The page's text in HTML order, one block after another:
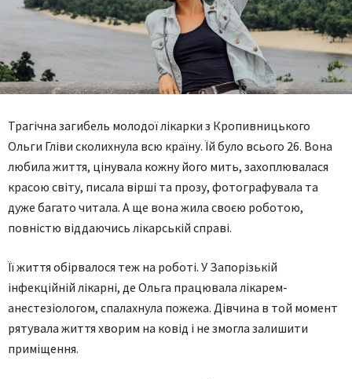
Трагічна загибель молодої лікарки з Кропивницького
Ольги Гліви сколихнула всю країну. Їй було всього 26. Вона
любила життя, цінувала кожну його мить, захоплювалася
красою світу, писала вірші та прозу, фотографувала та
дуже багато читала. А ще вона жила своєю роботою,
повністю віддаючись лікарській справі.
Її життя обірвалося теж на роботі. У Запорізькій
інфекційній лікарні, де Ольга працювала лікарем-
анестезіологом, спалахнула пожежа. Дівчина в той момент
рятувала життя хворим на ковід і не змогла залишити
приміщення.